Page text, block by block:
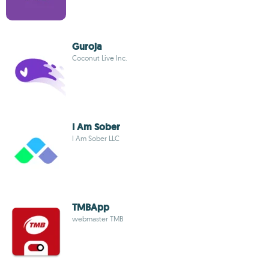
Guroja
Coconut Live Inc.
I Am Sober
I Am Sober LLC
TMBApp
webmaster TMB